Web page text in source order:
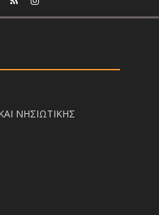
ΝΗΣΙΩΤΙΚΗΣ